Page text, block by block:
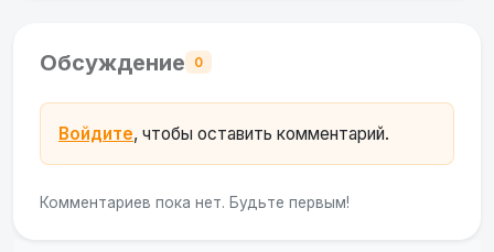
Обсуждение 0
Войдите, чтобы оставить комментарий.
Комментариев пока нет. Будьте первым!